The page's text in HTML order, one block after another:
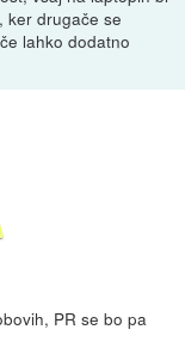
ker drugače se
lahko dodatno
PR se bo pa